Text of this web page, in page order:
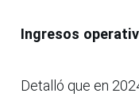
Ingresos
Detalló que en